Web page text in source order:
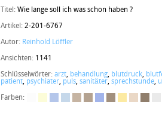
Titel: Wie lange soll ich was schon haben ?
Artikel: 2-201-6767
Autor: Reinhold Löffler
Ansichten: 1141
Schlüsselwörter: arzt, behandlung, blutdruck,
patient, psychiater, puls, sanitäter, sprechstunde,
Farben: